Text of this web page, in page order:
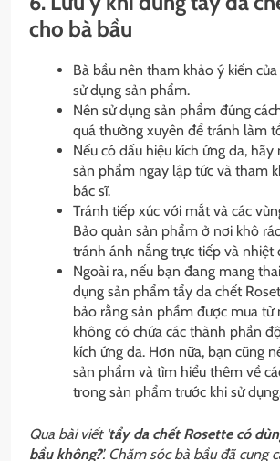
cho bà bầu
Bà bầu nên tham khảo ý kiến
sử dụng sản phẩm.
Nên sử dụng sản phẩm đúng
quá thường xuyên để tránh làm
Nếu có dấu hiệu kích ứng da, hãy
sản phẩm ngay lập tức và tham
bác sĩ.
Tránh tiếp xúc với mắt và các
Bảo quản sản phẩm ở nơi khô
tránh ánh nắng trực tiếp và nhiệt
Ngoài ra, nếu bạn đang mang
dụng sản phẩm tẩy da chết
bảo rằng sản phẩm được mua từ
không có chứa các thành phần
kích ứng da. Hơn nữa, bạn cũng
sản phẩm và tìm hiểu thêm về
trong sản phẩm trước khi sử
Qua bài viết ‘ tẩy da chết Rosette có
bầu không?’. Chăm sóc bà bầu đã cung